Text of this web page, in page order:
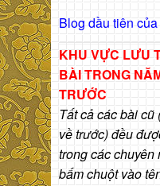
Blog dầu tiên
KHU VỰC LƯU
BÀITRONG
TRƯỚC
Tất cả các bài cũ
về trước) đều
trong các chuyên
bấm chuột vào